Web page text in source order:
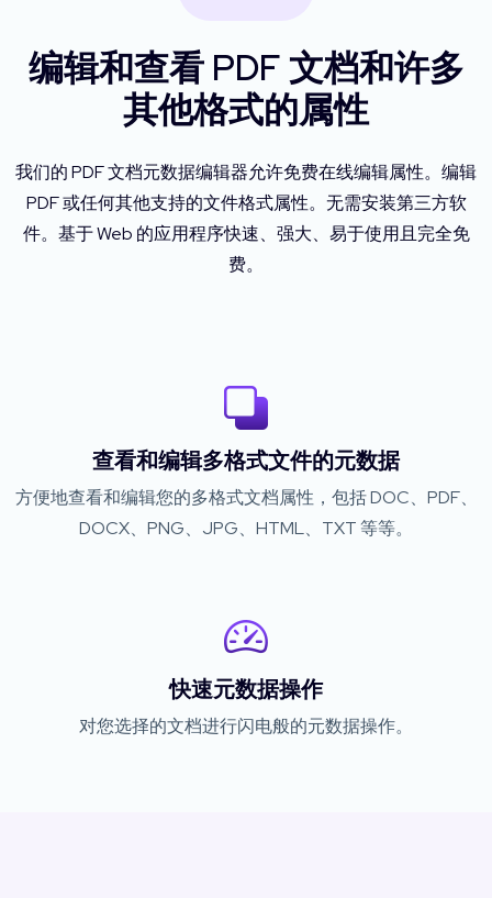
编辑和查看 PDF 文档和许多
其他格式的属性
我们的 PDF 文档元数据编辑器允许免费在线编辑属性。编辑
PDF 或任何其他支持的文件格式属性。无需安装第三方软
件。基于 Web 的应用程序快速、强大、易于使用且完全免
费。
查看和编辑多格式文件的元数据
方便地查看和编辑您的多格式文档属性，包括 DOC、PDF、
DOCX、PNG、JPG、HTML、TXT 等等。
快速元数据操作
对您选择的文档进行闪电般的元数据操作。